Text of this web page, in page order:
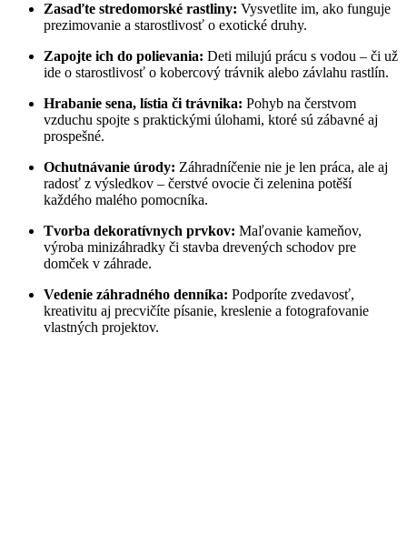
Zasaďte stredomorské rastliny: Vysvetlite im, ako funguje
prezimovanie a starostlivosť o exotické druhy.
Zapojte ich do polievania: Deti milujú prácu s vodou – či už
ide o starostlivosť o kobercový trávnik alebo závlahu rastlín.
Hrabanie sena, lístia či trávnika: Pohyb na čerstvom
vzduchu spojte s praktickými úlohami, ktoré sú zábavné aj
prospešné.
Ochutnávanie úrody: Záhradníčenie nie je len práca, ale aj
radosť z výsledkov – čerstvé ovocie či zelenina potěší
každého malého pomocníka.
Tvorba dekoratívnych prvkov: Maľovanie kameňov,
výroba minizáhradky či stavba drevených schodov pre
domček v záhrade.
Vedenie záhradného denníka: Podporíte zvedavosť,
kreativitu aj precvičíte písanie, kreslenie a fotografovanie
vlastných projektov.